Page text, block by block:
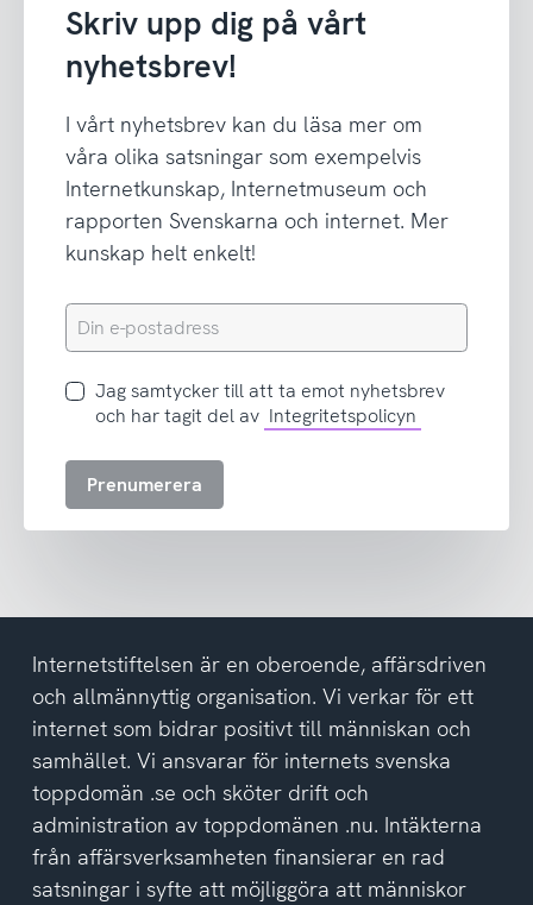
Skriv upp dig på vårt
nyhetsbrev!
I vårt nyhetsbrev kan du läsa mer om
våra olika satsningar som exempelvis
Internetkunskap, Internetmuseum och
rapporten Svenskarna och internet. Mer
kunskap helt enkelt!
Din
e-
Jag
samtycker
att
del
av
integritetspolicyn
Jag samtycker till att ta emot nyhetsbrev
och har tagit del av Integritetspolicyn
Prenumerera
Internetstiftelsen är en oberoende, affärsdriven
och allmännyttig organisation. Vi verkar för ett
internet som bidrar positivt till människan och
samhället. Vi ansvarar för internets svenska
toppdomän .se och sköter drift och
administration av toppdomänen .nu. Intäkterna
från affärsverksamheten finansierar en rad
satsningar i syfte att möjliggöra att människor